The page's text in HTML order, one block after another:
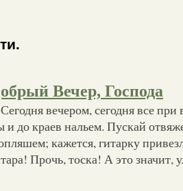
Вечер, Господа
вечером, сегодня все
и до краев нальем. Пускай
кажется, гитарку
Прочь, тоска! А это значит,